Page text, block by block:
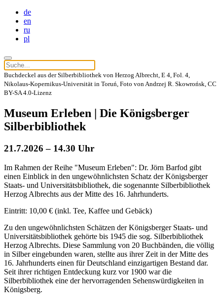
de
en
ru
pl
Buchdeckel aus der Silberbibliothek von Herzog Albrecht, E 4, Fol. 4,
Nikolaus-Kopernikus-Universität in Toruń, Foto von Andrzej R. Skowrońsk, CC
BY-SA 4.0-Lizenz
Museum Erleben | Die Königsberger
Silberbibliothek
21.7.2026 – 14.30 Uhr
Im Rahmen der Reihe "Museum Erleben": Dr. Jörn Barfod gibt
einen Einblick in den ungewöhnlichsten Schatz der Königsberger
Staats- und Universitätsbibliothek, die sogenannte Silberbibliothek
Herzog Albrechts aus der Mitte des 16. Jahrhunderts.
Eintritt: 10,00 € (inkl. Tee, Kaffee und Gebäck)
Zu den ungewöhnlichsten Schätzen der Königsberger Staats- und
Universitätsbibliothek gehörte bis 1945 die sog. Silberbibliothek
Herzog Albrechts. Diese Sammlung von 20 Buchbänden, die völlig
in Silber eingebunden waren, stellte aus ihrer Zeit in der Mitte des
16. Jahrhunderts einen für Deutschland einzigartigen Bestand dar.
Seit ihrer richtigen Entdeckung kurz vor 1900 war die
Silberbibliothek eine der hervorragenden Sehenswürdigkeiten in
Königsberg.